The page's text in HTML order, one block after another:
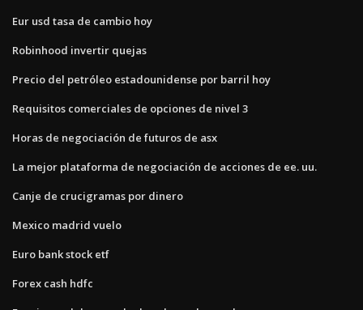
Eur usd tasa de cambio hoy
Robinhood invertir quejas
Precio del petróleo estadounidense por barril hoy
Requisitos comerciales de opciones de nivel 3
Horas de negociación de futuros de asx
La mejor plataforma de negociación de acciones de ee. uu.
Canje de crucigramas por dinero
Mexico madrid vuelo
Euro bank stock etf
Forex cash hdfc